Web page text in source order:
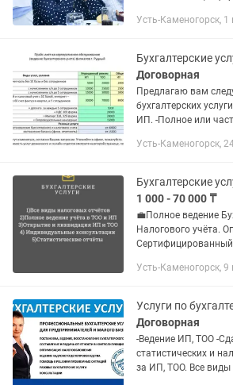
ЭСФ, СНТ,
Усть-Каменогорск,
Бухгалтерские
Договорная
Предлагаю вам
бухгалтерских
ИП. -Полное или
налоговых и
Усть-Каменогорск,
Бухгалтерские
1 000 - 70 000 ₸
💼Полное ведение
Налогового учёта.
Сертифицированный
учёт. Сдача форм
Усть-Каменогорск,
Услуги по
Договорная
-Ведение ИП, ТОО -
статистических и
за ИП, ТОО. Все виды